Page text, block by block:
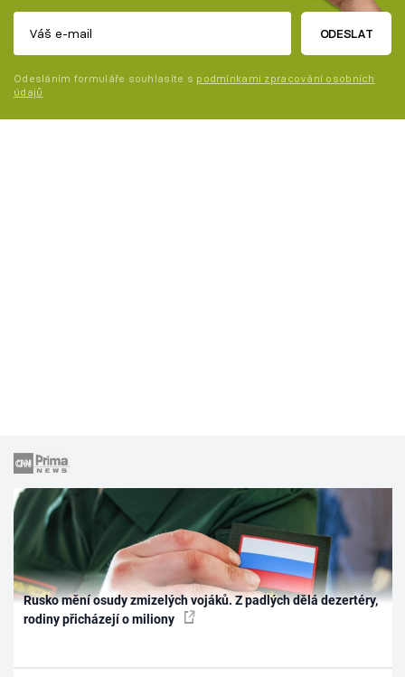
ODESLAT
Odesláním formuláře souhlasíte s podmínkami zpracování osobních
údajů
Rusko mění osudy zmizelých vojáků. Z padlých dělá dezertéry,
rodiny přicházejí o miliony